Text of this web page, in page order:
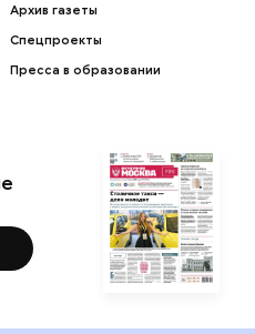
Архив газеты
Спецпроекты
Пресса в образовании